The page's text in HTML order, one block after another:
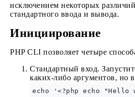
исключением некоторых
стандартного ввода и вывода.
Инициирование
PHP CLI позволяет четыре
Стандартный вход.
каких-либо аргументов, но
echo '<?php echo